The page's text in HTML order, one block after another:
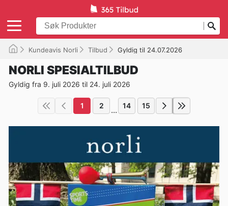
Kundeavis Norli Tilbud Gyldig til 24.07.2026
NORLI SPESIALTILBUD
Gyldig fra 9. juli 2026 til 24. juli 2026
1 2 ... 14 15